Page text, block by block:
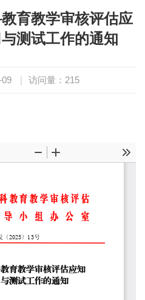
育教学审核评估应
测试工作的通知
访问量： 215